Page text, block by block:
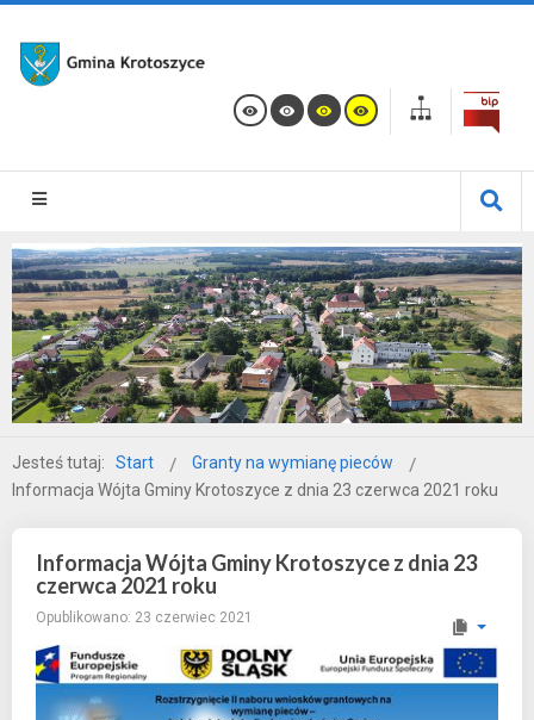
Jesteś tutaj: Start
Granty na wymianę pieców
Informacja Wójta Gminy Krotoszyce z dnia 23 czerwca 2021 roku
Informacja Wójta Gminy Krotoszyce z dnia 23
czerwca 2021 roku
Opublikowano: 23 czerwiec 2021